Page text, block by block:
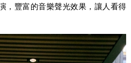
，豐富的音樂聲光效果，讓人看得